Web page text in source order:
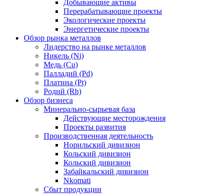
Добывающие активы
Перерабатывающие проекты
Экологические проекты
Энергетические проекты
Обзор рынка металлов
Лидерство на рынке металлов
Никель (Ni)
Медь (Cu)
Палладий (Pd)
Платина (Pt)
Родий (Rh)
Обзор бизнеса
Минерально-сырьевая база
Действующие месторождения
Проекты развития
Производственная деятельность
Норильский дивизион
Кольский дивизион
Кольский дивизион
Забайкальский дивизион
Nkomati
Сбыт продукции